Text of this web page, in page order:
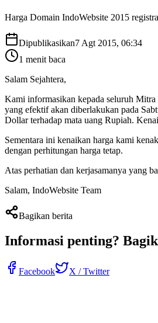
Harga Domain IndoWebsite 2015
Dipublikasikan7 Agt 2015, 06:34
1 menit baca
Salam Sejahtera,
Kami informasikan kepada seluruh
yang efektif akan diberlakukan pada
Dollar terhadap mata uang Rupiah.
Sementara ini kenaikan harga kami
dengan perhitungan harga tetap.
Atas perhatian dan kerjasamanya yang
Salam, IndoWebsite Team
Bagikan berita
Informasi penting?
Facebook X / Twitter